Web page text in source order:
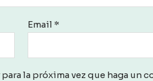
Email *
la próxima vez que haga un